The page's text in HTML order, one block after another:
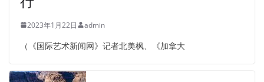
2023年1月22日 admin
（《国际艺术新闻网》记者北美枫、《加拿大